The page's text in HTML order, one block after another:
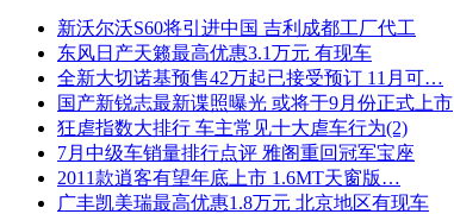
新沃尔沃S60将引进中国 吉利成都工厂代工
东风日产天籁最高优惠3.1万元 有现车
全新大切诺基预售42万起已接受预订 11月可…
国产新锐志最新谍照曝光 或将于9月份正式上市
狂虐指数大排行 车主常见十大虐车行为(2)
7月中级车销量排行点评 雅阁重回冠军宝座
2011款逍客有望年底上市 1.6MT天窗版…
广丰凯美瑞最高优惠1.8万元 北京地区有现车